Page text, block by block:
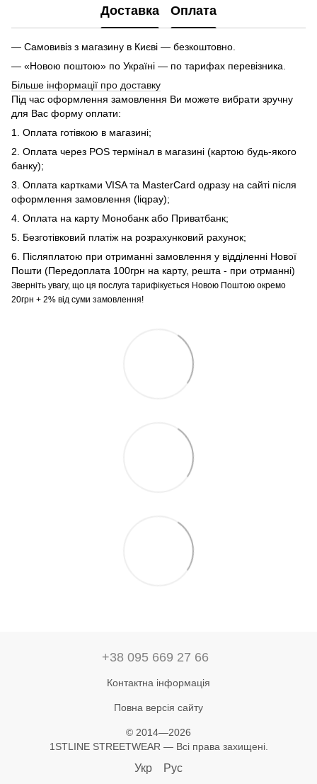
Доставка Оплата
— Самовивіз з магазину в Києві — безкоштовно.
— «Новою поштою» по Україні — по тарифах перевізника.
Більше інформації про доставку
Під час оформлення замовлення Ви можете вибрати зручну
для Вас форму оплати:
1. Оплата готівкою в магазині;
2. Оплата через POS термінал в магазині (картою будь-якого
банку);
3. Оплата картками VISA та MasterCard одразу на сайті після
оформлення замовлення (liqpay);
4. Оплата на карту Монобанк або Приватбанк;
5. Безготівковий платіж на розрахунковий рахунок;
6. Післяплатою при отриманні замовлення у відділенні Нової
Пошти (Передоплата 100грн на карту, решта - при отрманні)
Зверніть увагу, що ця послуга тарифікується Новою Поштою окремо
20грн + 2% від суми замовлення!
+38 095 669 27 66
Контактна інформація
Повна версія сайту
© 2014—2026
1STLINE STREETWEAR — Всі права захищені.
Укр Рус